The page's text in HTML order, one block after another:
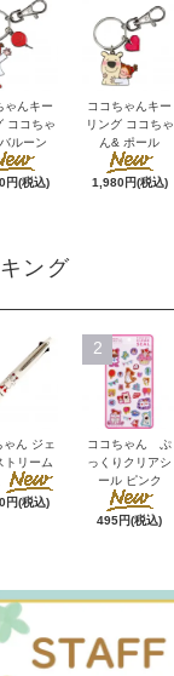
ゃんキー
ココちゃ
ルーン
円(税込)
ココちゃんキー
リング ココちゃ
ん& ポール
1,980円(税込)
ング
ゃん ジェ
トリーム
円(税込)
2
ココちゃん ぷ
っくりクリアシ
ール ピンク
495円(税込)